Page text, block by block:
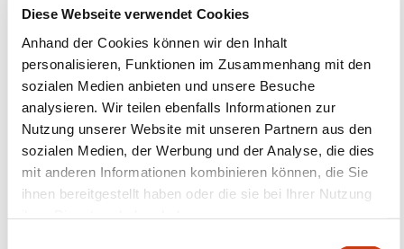
Diese Webseite verwendet Cookies
Anhand der Cookies können wir den Inhalt
personalisieren, Funktionen im Zusammenhang mit den
sozialen Medien anbieten und unsere Besuche
analysieren. Wir teilen ebenfalls Informationen zur
Nutzung unserer Website mit unseren Partnern aus den
sozialen Medien, der Werbung und der Analyse, die dies
mit anderen Informationen kombinieren können, die Sie
ihnen bereitgestellt haben oder die sie bei Ihrer Nutzung
ter einsehen
Kostenlos eine
Ausschreibung für
eine
maßgeschneiderte
Weiterbildung
starten